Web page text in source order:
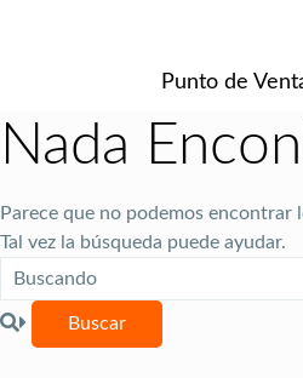
Punto de
Nada
Parece que no podemos encontrar
Tal vez la búsqueda puede ayudar.